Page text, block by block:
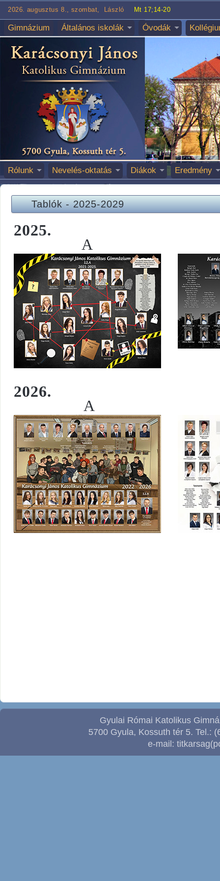
2026. augusztus 8., szombat, László Mt 17;14-20
Gimnázium Általános iskolák Óvodák
Rólunk Nevelés-oktatás Diákok Eredmény
Tablók-2025-2029
2025.
A
2026.
A
Gyulai Római Katolikus
5700 Gyula, Kossuth tér 5. Tel.:
e-mail: